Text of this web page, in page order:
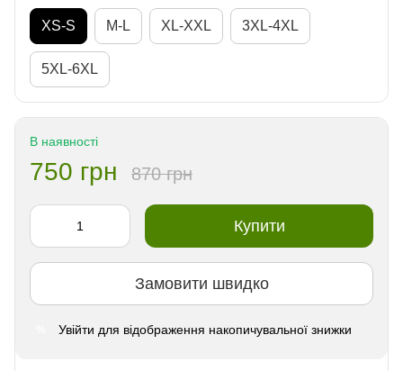
XS-S M-L XL-XXL 3XL-4XL
5XL-6XL
В наявності
750 грн 870 грн
Купити
Замовити швидко
Увійти для відображення накопичувальної знижки